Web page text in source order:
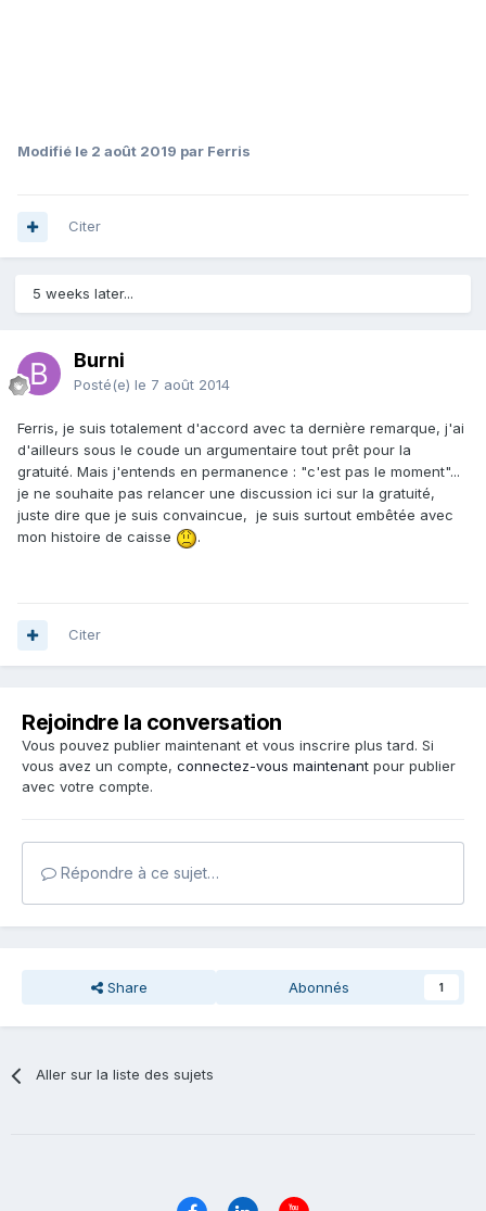
Modifié le 2 août 2019 par Ferris
Citer
5 weeks later...
Burni
Posté(e) le 7 août 2014
Ferris, je suis totalement d'accord avec ta dernière remarque, j'ai
d'ailleurs sous le coude un argumentaire tout prêt pour la
gratuité. Mais j'entends en permanence : "c'est pas le moment"...
je ne souhaite pas relancer une discussion ici sur la gratuité,
juste dire que je suis convaincue, je suis surtout embêtée avec
mon histoire de caisse
.
Citer
Rejoindre la conversation
Vous pouvez publier maintenant et vous inscrire plus tard. Si
vous avez un compte, connectez-vous maintenant pour publier
avec votre compte.
Répondre à ce sujet…
Share Abonnés 1
Aller sur la liste des sujets